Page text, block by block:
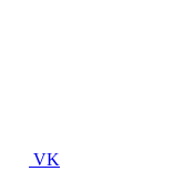
VK